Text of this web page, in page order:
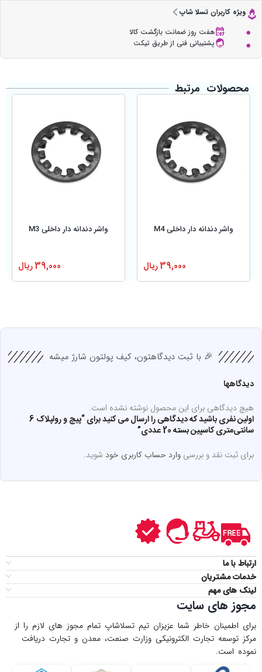
ویژه کاربران تسلا شاپ
هفت روز ضمانت بازگشت کالا
پشتیبانی فنی از طریق تیکت
محصولات مرتبط
واشر دندانه دار داخلی M4
39,000ریال
واشر دندانه دار داخلی M3
39,000ریال
🎉 با ثبت دیدگاهتون، کیف پولتون شارژ میشه
دیدگاهها
هیچ دیدگاهی برای این محصول نوشته نشده است.
اولین نفری باشید که دیدگاهی را ارسال می کنید برای “پیچ و رولپلاک 6
سانتی‌متری کاسپین بسته 20 عددی”
برای ثبت نقد و بررسیوارد حساب کاربری خود شوید.
ارتباط با ما
خدمات مشتریان
لینک های مهم
مجوز های سایت
برای اطمینان خاطر شما عزیزان تیم تسلاشاپ تمام مجوز های لازم را از
مركز توسعه تجارت الكترونیكی وزارت صنعت، معدن و تجارت دریافت
نموده است.